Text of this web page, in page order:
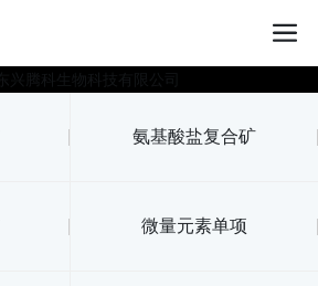
氨基酸盐复合矿
微量元素单项